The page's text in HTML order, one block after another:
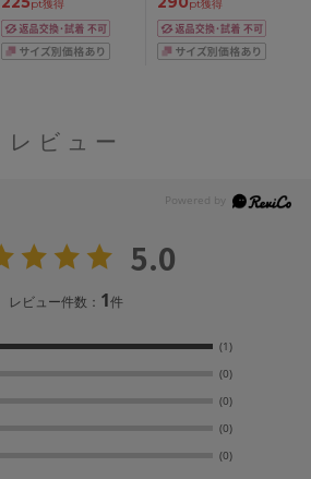
58/64/70/76/82
pt獲得
58/64/70/76/82/90/98
pt獲得
レビュー
5.0
レビュー件数： 1件
(1)
(0)
(0)
(0)
(0)